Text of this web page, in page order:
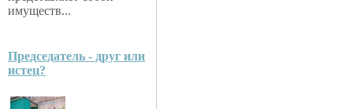
имуществ...
Председатель - друг или
истец?